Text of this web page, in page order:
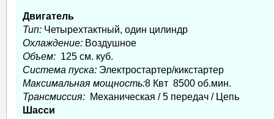
Двигатель
Тип: Четырехтактный, один цилиндр
Охлаждение: Воздушное
Объем: 125 см. куб.
Система пуска: Электростартер/кикстартер
Максимальная мощность:8 Квт 8500 об.мин.
Трансмиссия: Механическая / 5 передач / Цепь
Шасси